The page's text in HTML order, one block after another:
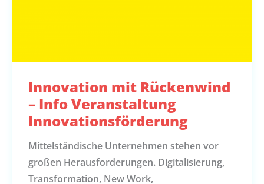
Innovation mit Rückenwind
– Info Veranstaltung
Innovationsförderung
Mittelständische Unternehmen stehen vor
großen Herausforderungen. Digitalisierung,
Transformation, New Work,